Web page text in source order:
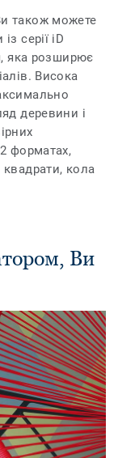
також можете
серії iD
яка розширює
Висока
деревини і
форматах,
кола
Ви